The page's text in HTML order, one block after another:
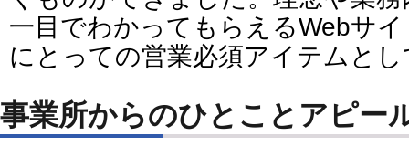
一目でわかってもらえるWebサ
にとっての営業必須アイテムと
事業所からのひとことアピー